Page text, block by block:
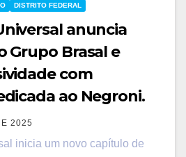
DISTRITO FEDERAL
anuncia
Grupo Brasal e
com
ao Negroni.
2025
inicia um novo capítulo de